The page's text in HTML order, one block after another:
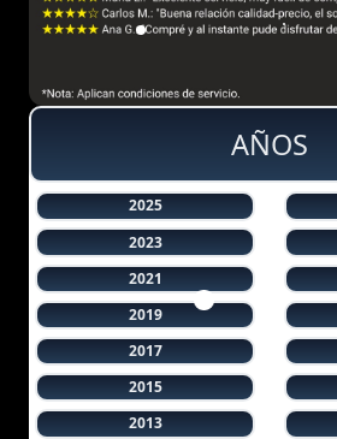
AÑOS
2025
2023
2021
2019
2017
2015
2013